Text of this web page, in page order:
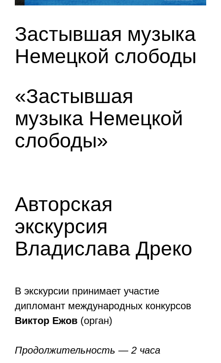
Застывшая музыка
Немецкой слободы
«Застывшая
музыка Немецкой
слободы»
Авторская
экскурсия
Владислава Дреко
В экскурсии принимает участие
дипломант международных конкурсов
Виктор Ежов (орган)
Продолжительность — 2 часа